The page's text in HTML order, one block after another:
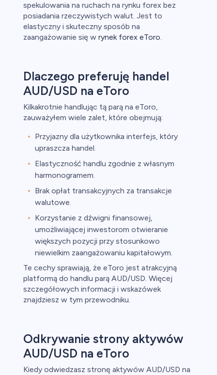
spekulowania na ruchach na rynku forex bez
posiadania rzeczywistych walut. Jest to
elastyczny i skuteczny sposób na
zaangażowanie się w rynek forex eToro.
Dlaczego preferuję handel
AUD/USD na eToro
Kilkakrotnie handlując tą parą na eToro,
zauważyłem wiele zalet, które obejmują:
Przyjazny dla użytkownika interfejs, który
upraszcza handel.
Elastyczność handlu zgodnie z własnym
harmonogramem.
Brak opłat transakcyjnych za transakcje
walutowe.
Korzystanie z dźwigni finansowej,
umożliwiającej inwestorom otwieranie
większych pozycji przy stosunkowo
niewielkim zaangażowaniu kapitałowym.
Te cechy sprawiają, że eToro jest atrakcyjną
platformą do handlu parą AUD/USD. Więcej
szczegółowych informacji i wskazówek
znajdziesz w tym przewodniku.
Odkrywanie strony aktywów
AUD/USD na eToro
Kiedy odwiedzasz stronę aktywów AUD/USD na